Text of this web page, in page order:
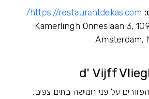
https://restaurantdekas.com/
Kamerlingh Onneslaan 3,
Amsterdam,
על פני חמישה בתים צפים.